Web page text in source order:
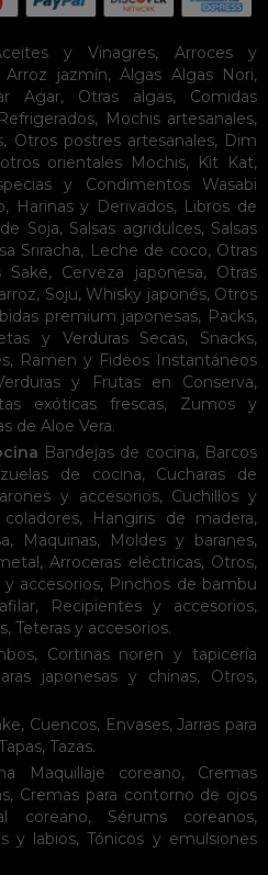
y Vinagres, Arroces y
Arroz jazmín, Algas Algas Nori,
Agar, Otras algas, Comidas
, Mochis artesanales,
, Otros postres artesanales, Dim
orientales Mochis, Kit Kat,
y Condimentos
Wasabi
, Harinas y Derivados, Libros de
Soja, Salsas agridulces, Salsas
Sriracha, Leche de coco, Otras
Sake, Cerveza japonesa, Otras
, Soju, Whisky japonés, Otros
premium japonesas, Packs,
y Verduras Secas, Snacks,
, Ramen y Fideos Instantáneos
y Frutas en Conserva,
exóticas frescas, Zumos y
de Aloe Vera.
Bandejas de cocina, Barcos
de cocina, Cucharas de
y accesorios, Cuchillos y
, Hangiris de madera,
, Maquinas, Moldes y baranes,
,Arroceras eléctricas, Otros,
y accesorios, Pinchos de bambu
, Recipientes y accesorios,
, Teteras y accesorios.
, Cortinas noren y tapicería
japonesas y chinas, Otros,
, Cuencos, Envases,Jarras para
, Tazas.
Maquillaje coreano, Cremas
, Cremas para contorno de ojos
coreano, Sérums coreanos,
y labios,Tónicos y emulsiones